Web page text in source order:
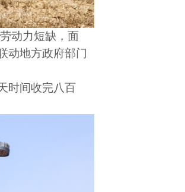
动力短缺，面
动地方政府部门
时间收完八百